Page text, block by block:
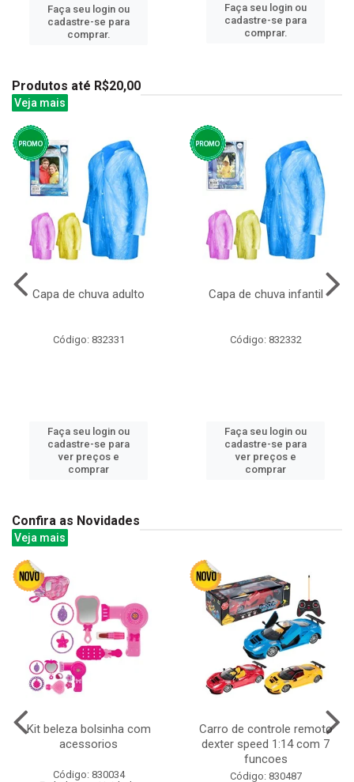
Faça seu login ou
cadastre-se para
comprar.
Faça seu login ou
cadastre-se para
comprar.
Produtos até R$20,00
Veja mais
Capa de chuva adulto
Código: 832331
Faça seu login ou
cadastre-se para
ver preços e
comprar
Capa de chuva infantil
Código: 832332
Faça seu login ou
cadastre-se para
ver preços e
comprar
Confira as Novidades
Veja mais
Kit beleza bolsinha com
acessorios
Código: 830034
Carro de controle remoto
dexter speed 1:14 com 7
funcoes
Código: 830487